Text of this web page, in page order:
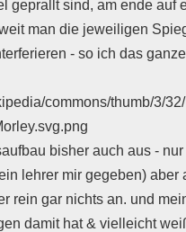
geprallt sind, am ende auf
man die jeweiligen
- so ich das
commons/thumb/3/
bisher auch aus -
lehrer mir gegeben) aber
rein gar nichts an. und
damit hat & vielleicht